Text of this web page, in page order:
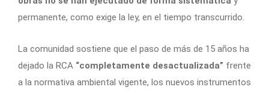
permanente, como exige la ley, en el tiempo transcurrido.
La comunidad sostiene que el paso de más de 15 años ha
dejado la RCA “completamente desactualizada” frente
a la normativa ambiental vigente, los nuevos instrumentos